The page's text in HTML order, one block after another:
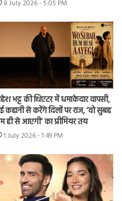
8 July 2026 - 5:05 PM
भट्ट की थिएटर में धमाकेदार वापसी,
कहानी से करेंगे दिलों पर राज, ‘वो सुबह
ही से आएगी’ का प्रीमियर तय
1 July 2026 - 1:49 PM